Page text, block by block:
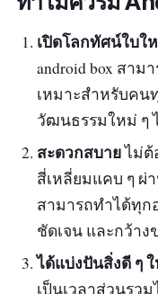
เปิดโลกทัศน์ใบใ
android box สา
เหมาะสำหรับคน
วัฒนธรรมใหม่ ๆ
สะดวกสบายไม่ต้
สี่เหลี่ยมแคบ ๆ ผ่
สามารถทำได้ทุก
ชัดเจน และกว้าง
ได้แบ่งปันสิ่งดี ๆ
เป็นเวลาส่วนรว